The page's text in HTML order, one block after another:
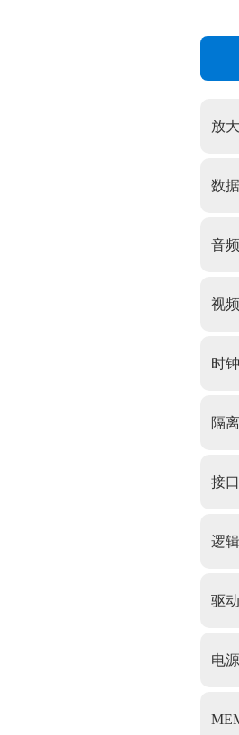
放
数
音频
视频
时
隔
接口
逻
驱
电